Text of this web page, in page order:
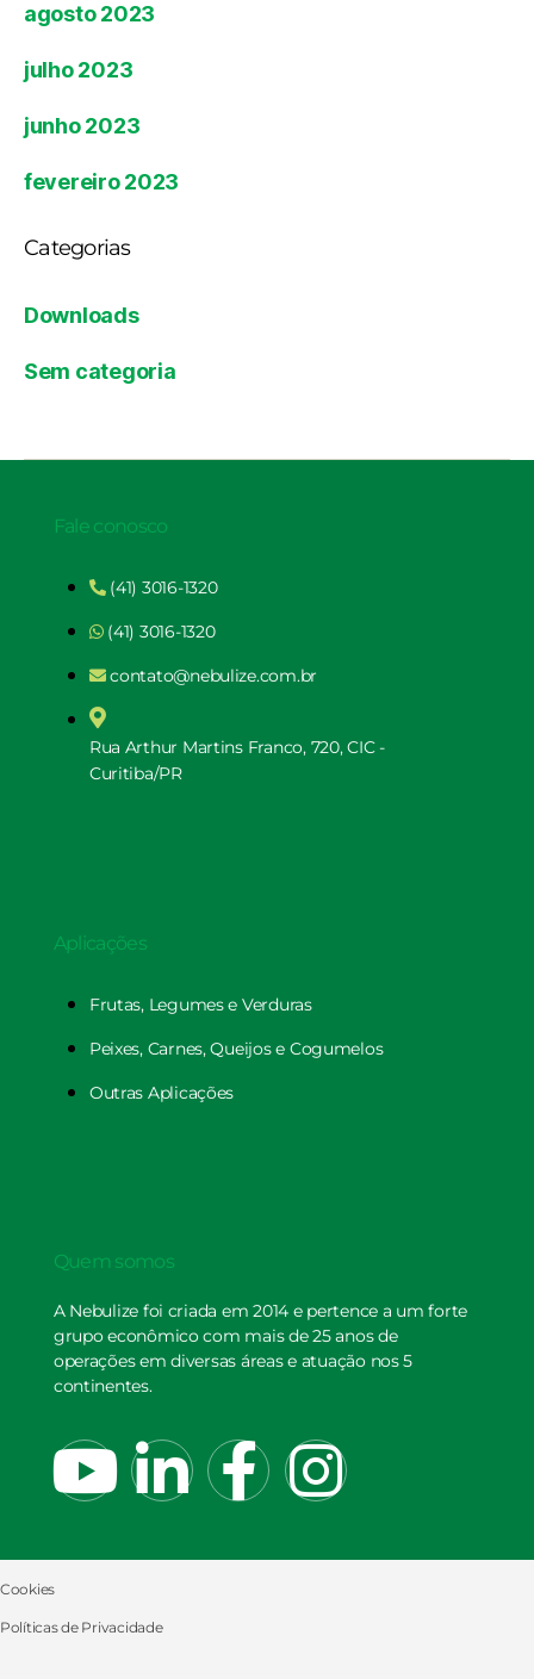
agosto 2023
julho 2023
junho 2023
fevereiro 2023
Categorias
Downloads
Sem categoria
Quem somos
A Nebulize foi criada em 2014 e pertence a um forte
grupo econômico com mais de 25 anos de
operações em diversas áreas e atuação nos 5
continentes.
Aplicações
Frutas, Legumes e Verduras
Peixes, Carnes, Queijos e Cogumelos
Outras Aplicações
Fale conosco
(41) 3016-1320
(41) 3016-1320
contato@nebulize.com.br
Rua Arthur Martins Franco, 720, CIC -
Curitiba/PR
Cookies
Políticas de Privacidade